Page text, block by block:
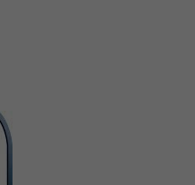
adipiscing elit.
Aenean massa. Cum
dis parturient montes,
felis, ultricies nec.